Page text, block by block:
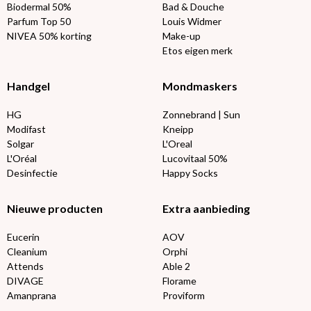
Biodermal 50%
Parfum Top 50
NIVEA 50% korting
Bad & Douche
Louis Widmer
Make-up
Etos eigen merk
Handgel
HG
Modifast
Solgar
L'Oréal
Desinfectie
Mondmaskers
Zonnebrand | Sun
Kneipp
L'Oreal
Lucovitaal 50%
Happy Socks
Nieuwe producten
Eucerin
Cleanium
Attends
DIVAGE
Amanprana
Extra aanbieding
AOV
Orphi
Able 2
Florame
Proviform